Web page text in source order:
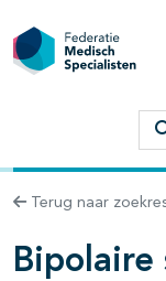
Terug naar
Bipolaire
binnen deze